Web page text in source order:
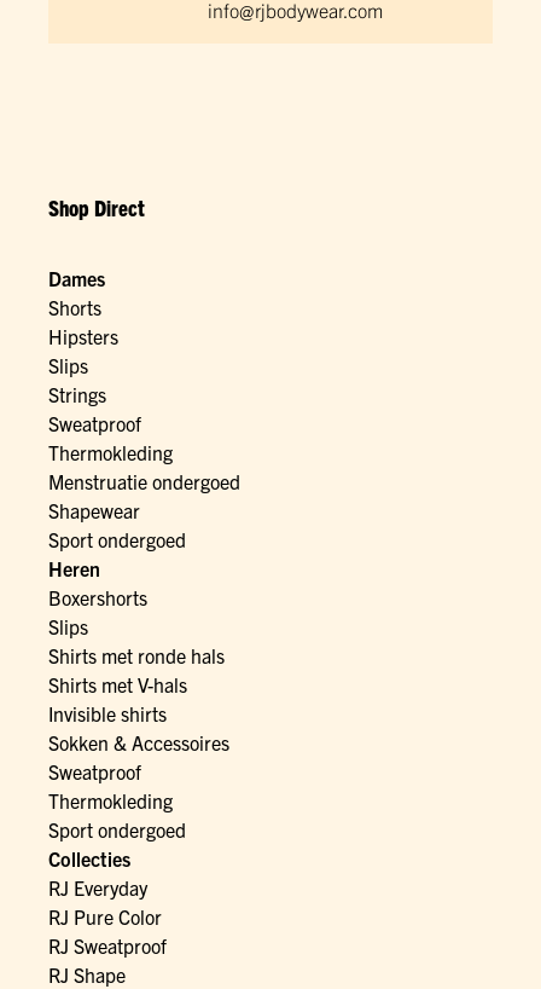
info@rjbodywear.com
Shop Direct
Dames
Shorts
Hipsters
Slips
Strings
Sweatproof
Thermokleding
Menstruatie ondergoed
Shapewear
Sport ondergoed
Heren
Boxershorts
Slips
Shirts met ronde hals
Shirts met V-hals
Invisible shirts
Sokken & Accessoires
Sweatproof
Thermokleding
Sport ondergoed
Collecties
RJ Everyday
RJ Pure Color
RJ Sweatproof
RJ Shape